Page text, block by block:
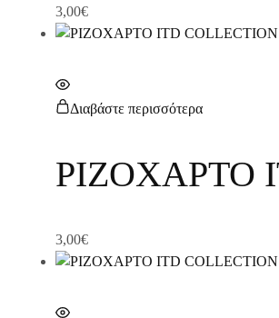
3,00€
Διαβάστε περισσότερα
ΡΙΖΟΧΑΡΤΟ
3,00€